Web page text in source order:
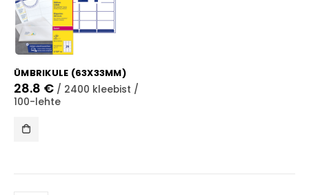
ÜMBRIKULE (63X33MM)
28.8 € / 2400 kleebist /
100-lehte